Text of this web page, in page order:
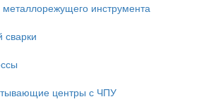
металлорежущего инструмента
сварки
центры с ЧПУ